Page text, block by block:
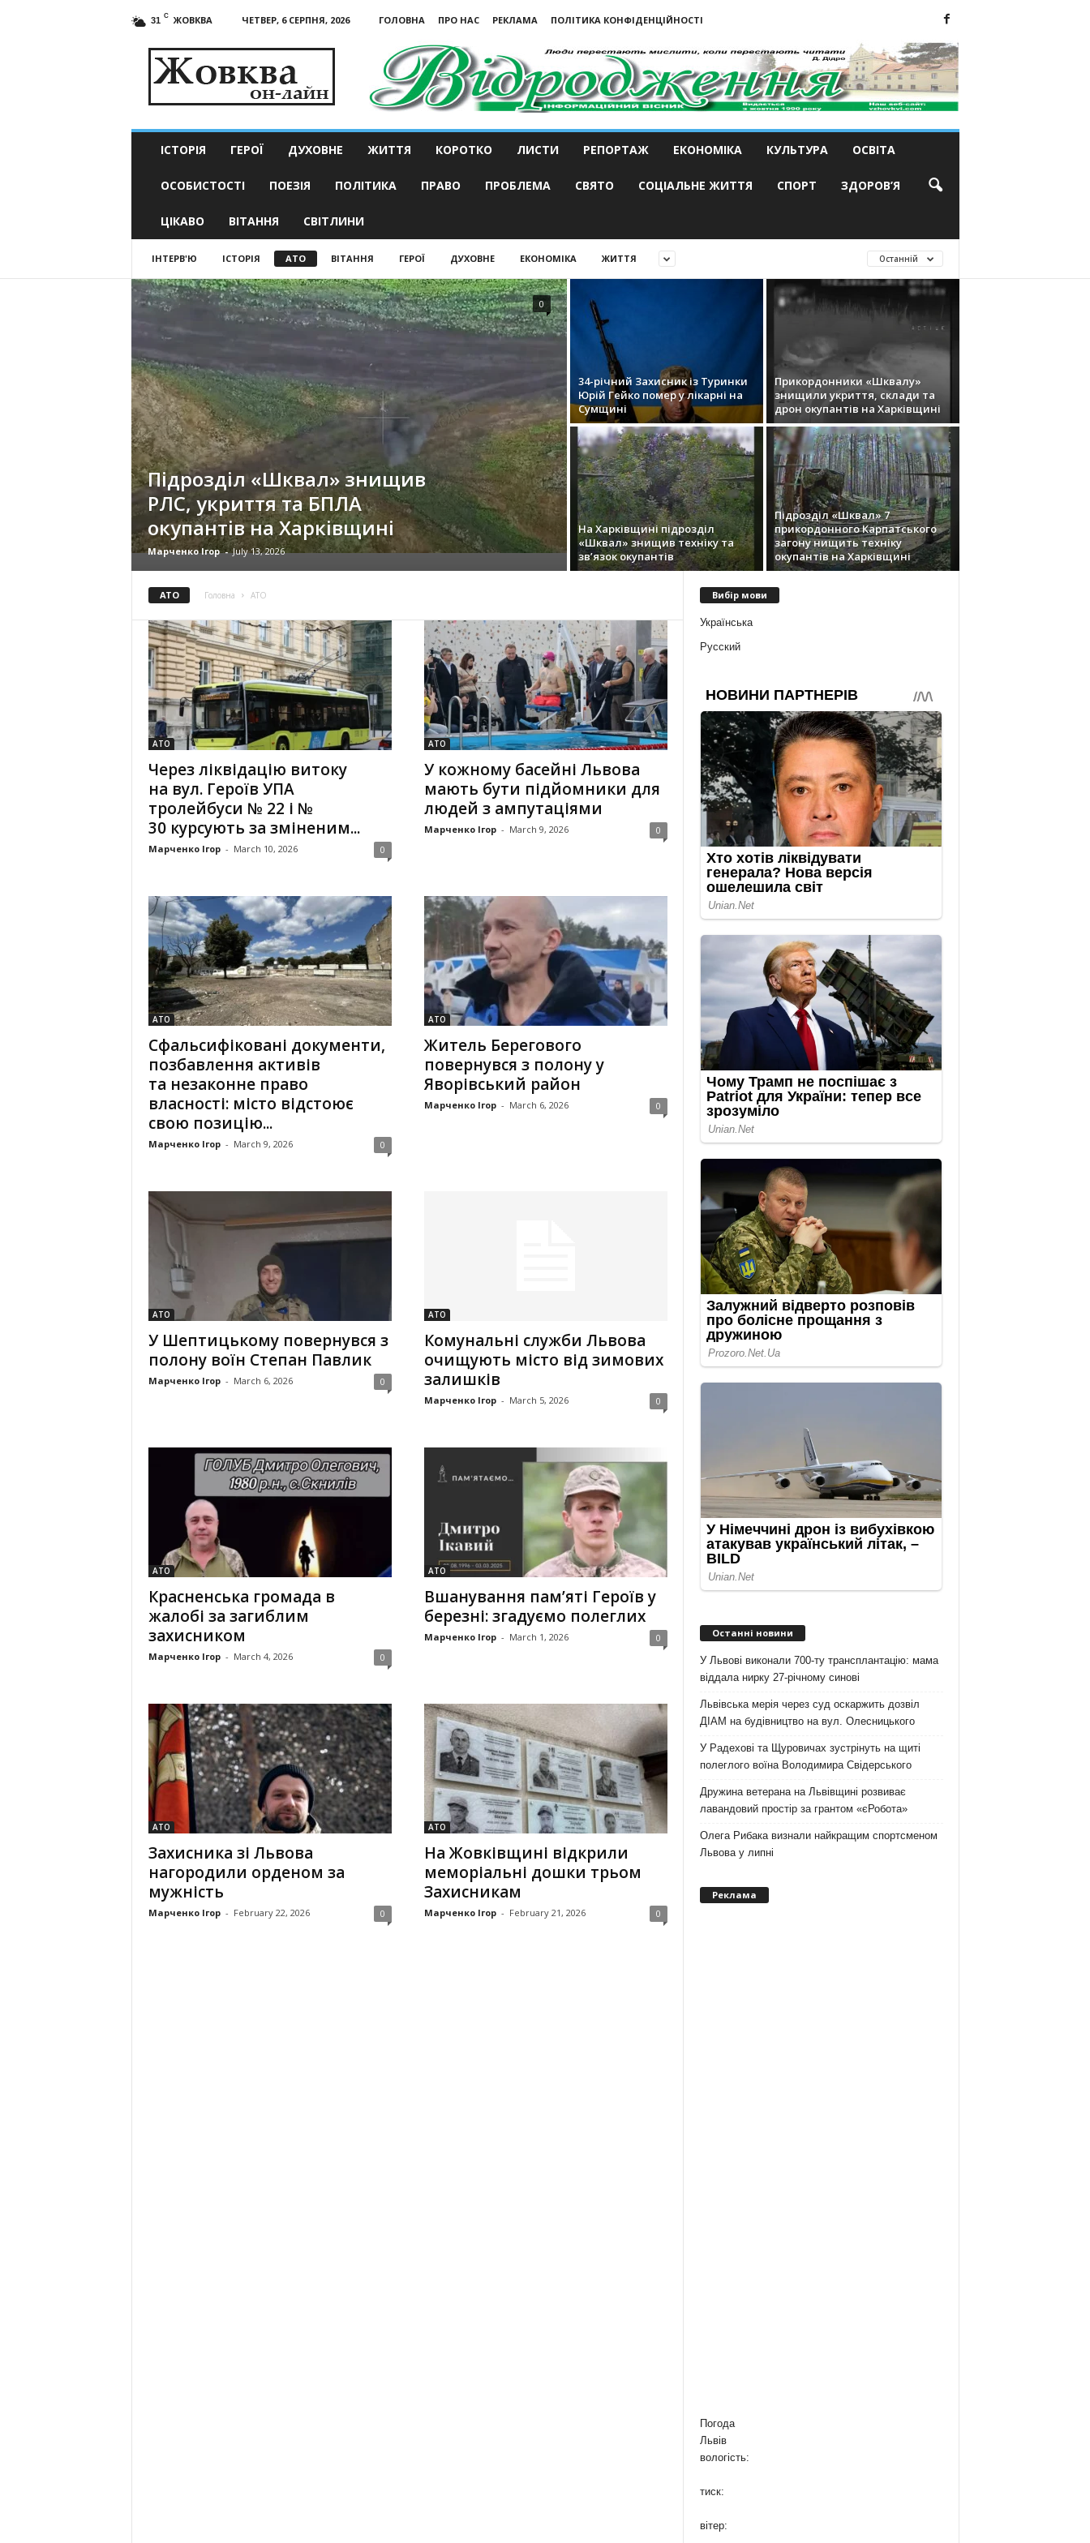
31 C ЖОВКВА ЧЕТВЕР, 6 СЕРПНЯ, 2026 ГОЛОВНА ПРО НАС РЕКЛАМА
ПОЛІТИКА КОНФІДЕНЦІЙНОСТІ
актуальні
ІСТОРІЯ ГЕРОЇ ДУХОВНЕ ЖИТТЯ КОРОТКО ЛИСТИ РЕПОРТАЖ ЕКОНОМІКА КУЛЬТУРА ОСВІТА
ОСОБИСТОСТІ ПОЕЗІЯ ПОЛІТИКА ПРАВО ПРОБЛЕМА СВЯТО СОЦІАЛЬНЕ ЖИТТЯ СПОРТ ЗДОРОВ’Я
ЦІКАВО ВІТАННЯ СВІТЛИНИ
ІНТЕРВ'Ю ІСТОРІЯ АТО ВІТАННЯ ГЕРОЇ ДУХОВНЕ ЕКОНОМІКА ЖИТТЯ Останній
Підрозділ «Шквал» знищив
РЛС, укриття та БПЛА
окупантів на Харківщині
Марченко Ігор - July 13, 2026
0
34-річний Захисник із Туринки
Юрій Гейко помер у лікарні на
Сумщині
Прикордонники «Шквалу»
знищили укриття, склади та
дрон окупантів на Харківщині
На Харківщині підрозділ
«Шквал» знищив техніку та
зв’язок окупантів
Підрозділ «Шквал» 7
прикордонного Карпатського
загону нищить техніку
окупантів на Харківщині
АТО Головна АТО
АТО
Через ліквідацію витоку
на вул. Героїв УПА
тролейбуси № 22 і №
30 курсують за зміненим...
Марченко Ігор - March 10, 2026 0
АТО
У кожному басейні Львова
мають бути підйомники для
людей з ампутаціями
Марченко Ігор - March 9, 2026 0
АТО
Сфальсифіковані документи,
позбавлення активів
та незаконне право
власності: місто відстоює
свою позицію...
Марченко Ігор - March 9, 2026 0
АТО
Житель Берегового
повернувся з полону у
Яворівський район
Марченко Ігор - March 6, 2026 0
АТО
У Шептицькому повернувся з
полону воїн Степан Павлик
Марченко Ігор - March 6, 2026 0
АТО
Комунальні служби Львова
очищують місто від зимових
залишків
Марченко Ігор - March 5, 2026 0
АТО
Красненська громада в
жалобі за загиблим
захисником
Марченко Ігор - March 4, 2026 0
АТО
Вшанування пам’яті Героїв у
березні: згадуємо полеглих
Марченко Ігор - March 1, 2026 0
АТО
Захисника зі Львова
нагородили орденом за
мужність
Марченко Ігор - February 22, 2026 0
АТО
На Жовківщині відкрили
меморіальні дошки трьом
Захисникам
Марченко Ігор - February 21, 2026 0
Вибір мови
Українська
Русский
Останні новини
У Львові виконали 700-ту трансплантацію: мама
віддала нирку 27-річному синові
Львівська мерія через суд оскаржить дозвіл
ДІАМ на будівництво на вул. Олесницького
У Радехові та Щуровичах зустрінуть на щиті
полеглого воїна Володимира Свідерського
Дружина ветерана на Львівщині розвиває
лавандовий простір за грантом «єРобота»
Олега Рибака визнали найкращим спортсменом
Львова у липні
Реклама
Погода
Львів
вологість:
тиск:
вітер: